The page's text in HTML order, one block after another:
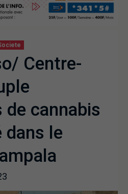
Centre-
cannabis
dans le